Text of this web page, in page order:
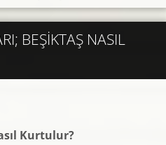
BEŞIKTAŞ NASIL
Kurtulur?